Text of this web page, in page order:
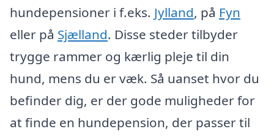
hundepensioner i f.eks. Jylland, på Fyn
eller på Sjælland. Disse steder tilbyder
trygge rammer og kærlig pleje til din
hund, mens du er væk. Så uanset hvor du
befinder dig, er der gode muligheder for
at finde en hundepension, der passer til